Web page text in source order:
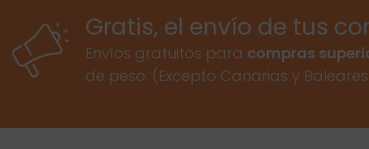
Gratis, el envío de tus
Envíos gratuitos para compras
de peso. (Excepto Canarias y